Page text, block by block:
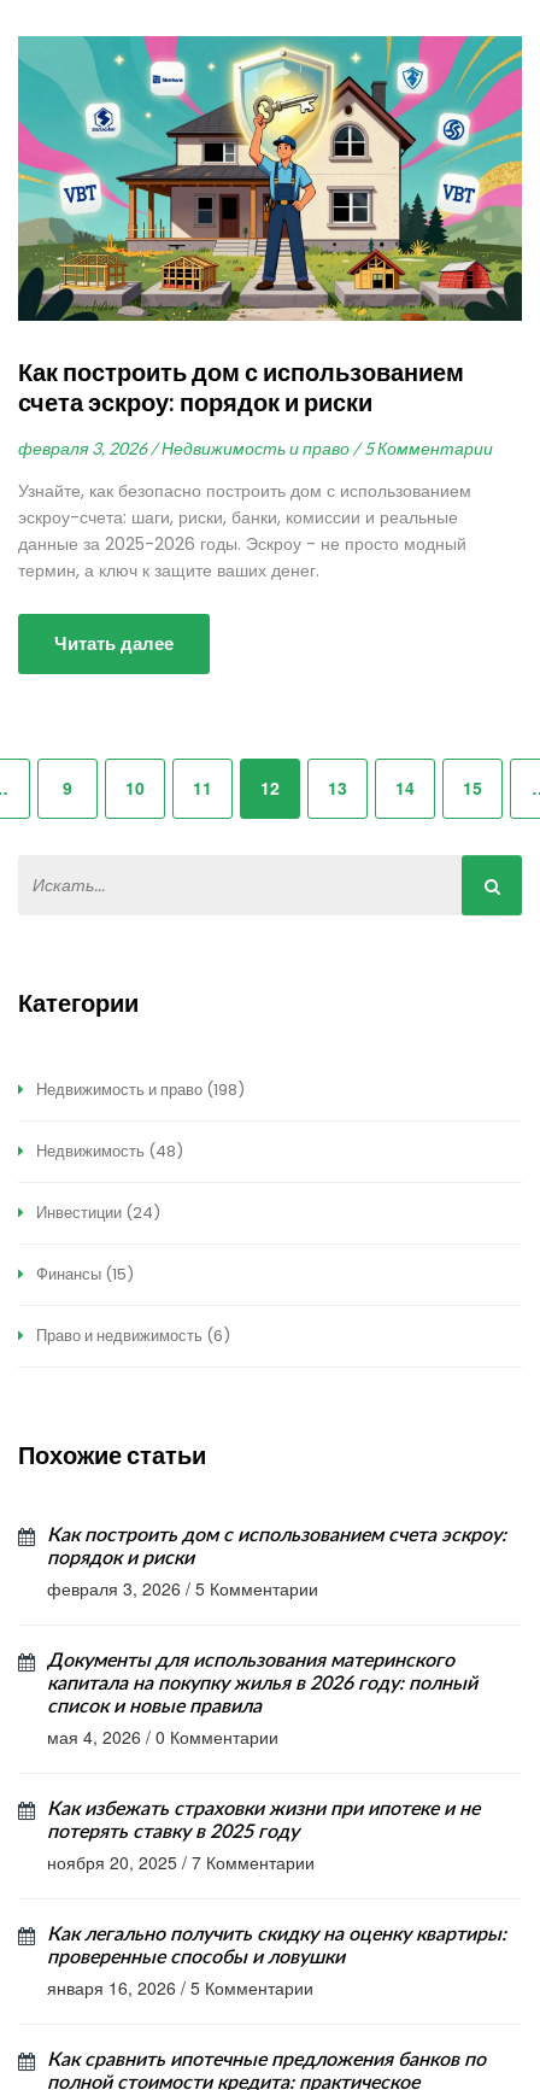
Как построить дом с использованием
счета эскроу: порядок и риски
февраля 3, 2026 / Недвижимость и право / 5 Комментарии
Узнайте, как безопасно построить дом с использованием
эскроу-счета: шаги, риски, банки, комиссии и реальные
данные за 2025-2026 годы. Эскроу - не просто модный
термин, а ключ к защите ваших денег.
Читать далее
9 10 11 12 13 14 15
Категории
Недвижимость и право (198)
Недвижимость (48)
Инвестиции (24)
Финансы (15)
Право и недвижимость (6)
Похожие статьи
Как построить дом с использованием счета эскроу:
порядок и риски
февраля 3, 2026 / 5 Комментарии
Документы для использования материнского
капитала на покупку жилья в 2026 году: полный
список и новые правила
мая 4, 2026 / 0 Комментарии
Как избежать страховки жизни при ипотеке и не
потерять ставку в 2025 году
ноября 20, 2025 / 7 Комментарии
Как легально получить скидку на оценку квартиры:
проверенные способы и ловушки
января 16, 2026 / 5 Комментарии
Как сравнить ипотечные предложения банков по
полной стоимости кредита: практическое